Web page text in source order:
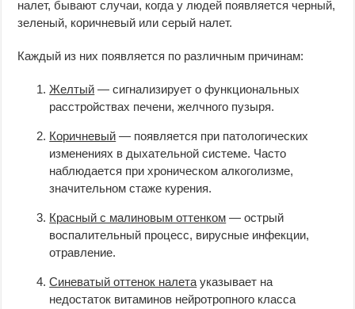
налет, бывают случаи, когда у людей появляется черный,
зеленый, коричневый или серый налет.
Каждый из них появляется по различным причинам:
Желтый — сигнализирует о функциональных
расстройствах печени, желчного пузыря.
Коричневый — появляется при патологических
изменениях в дыхательной системе. Часто
наблюдается при хроническом алкоголизме,
значительном стаже курения.
Красный с малиновым оттенком — острый
воспалительный процесс, вирусные инфекции,
отравление.
Синеватый оттенок налета указывает на
недостаток витаминов нейротропного класса